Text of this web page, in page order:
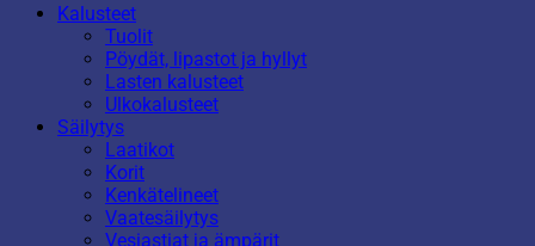
Kalusteet
Tuolit
Pöydät, lipastot ja hyllyt
Lasten kalusteet
Ulkokalusteet
Säilytys
Laatikot
Korit
Kenkätelineet
Vaatesäilytys
Vesiastiat ja ämpärit